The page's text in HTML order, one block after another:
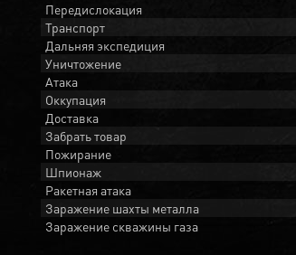
Передислокация
Транспорт
Дальняя экспедиция
Уничтожение
Атака
Оккупация
Доставка
Забрать товар
Пожирание
Шпионаж
Ракетная атака
Заражение шахты металла
Заражение скважины газа